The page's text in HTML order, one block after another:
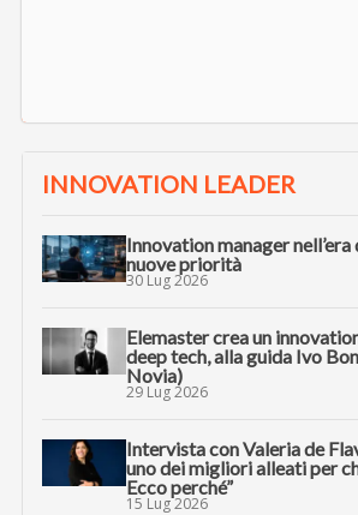
INNOVATION LEADER
Innovation manager nell’era
nuove priorità
30 Lug 2026
Elemaster crea un
deep tech, alla guida Ivo
Novia)
29 Lug 2026
Intervista con Valeria de
uno dei migliori alleati per
Ecco perché”
15 Lug 2026